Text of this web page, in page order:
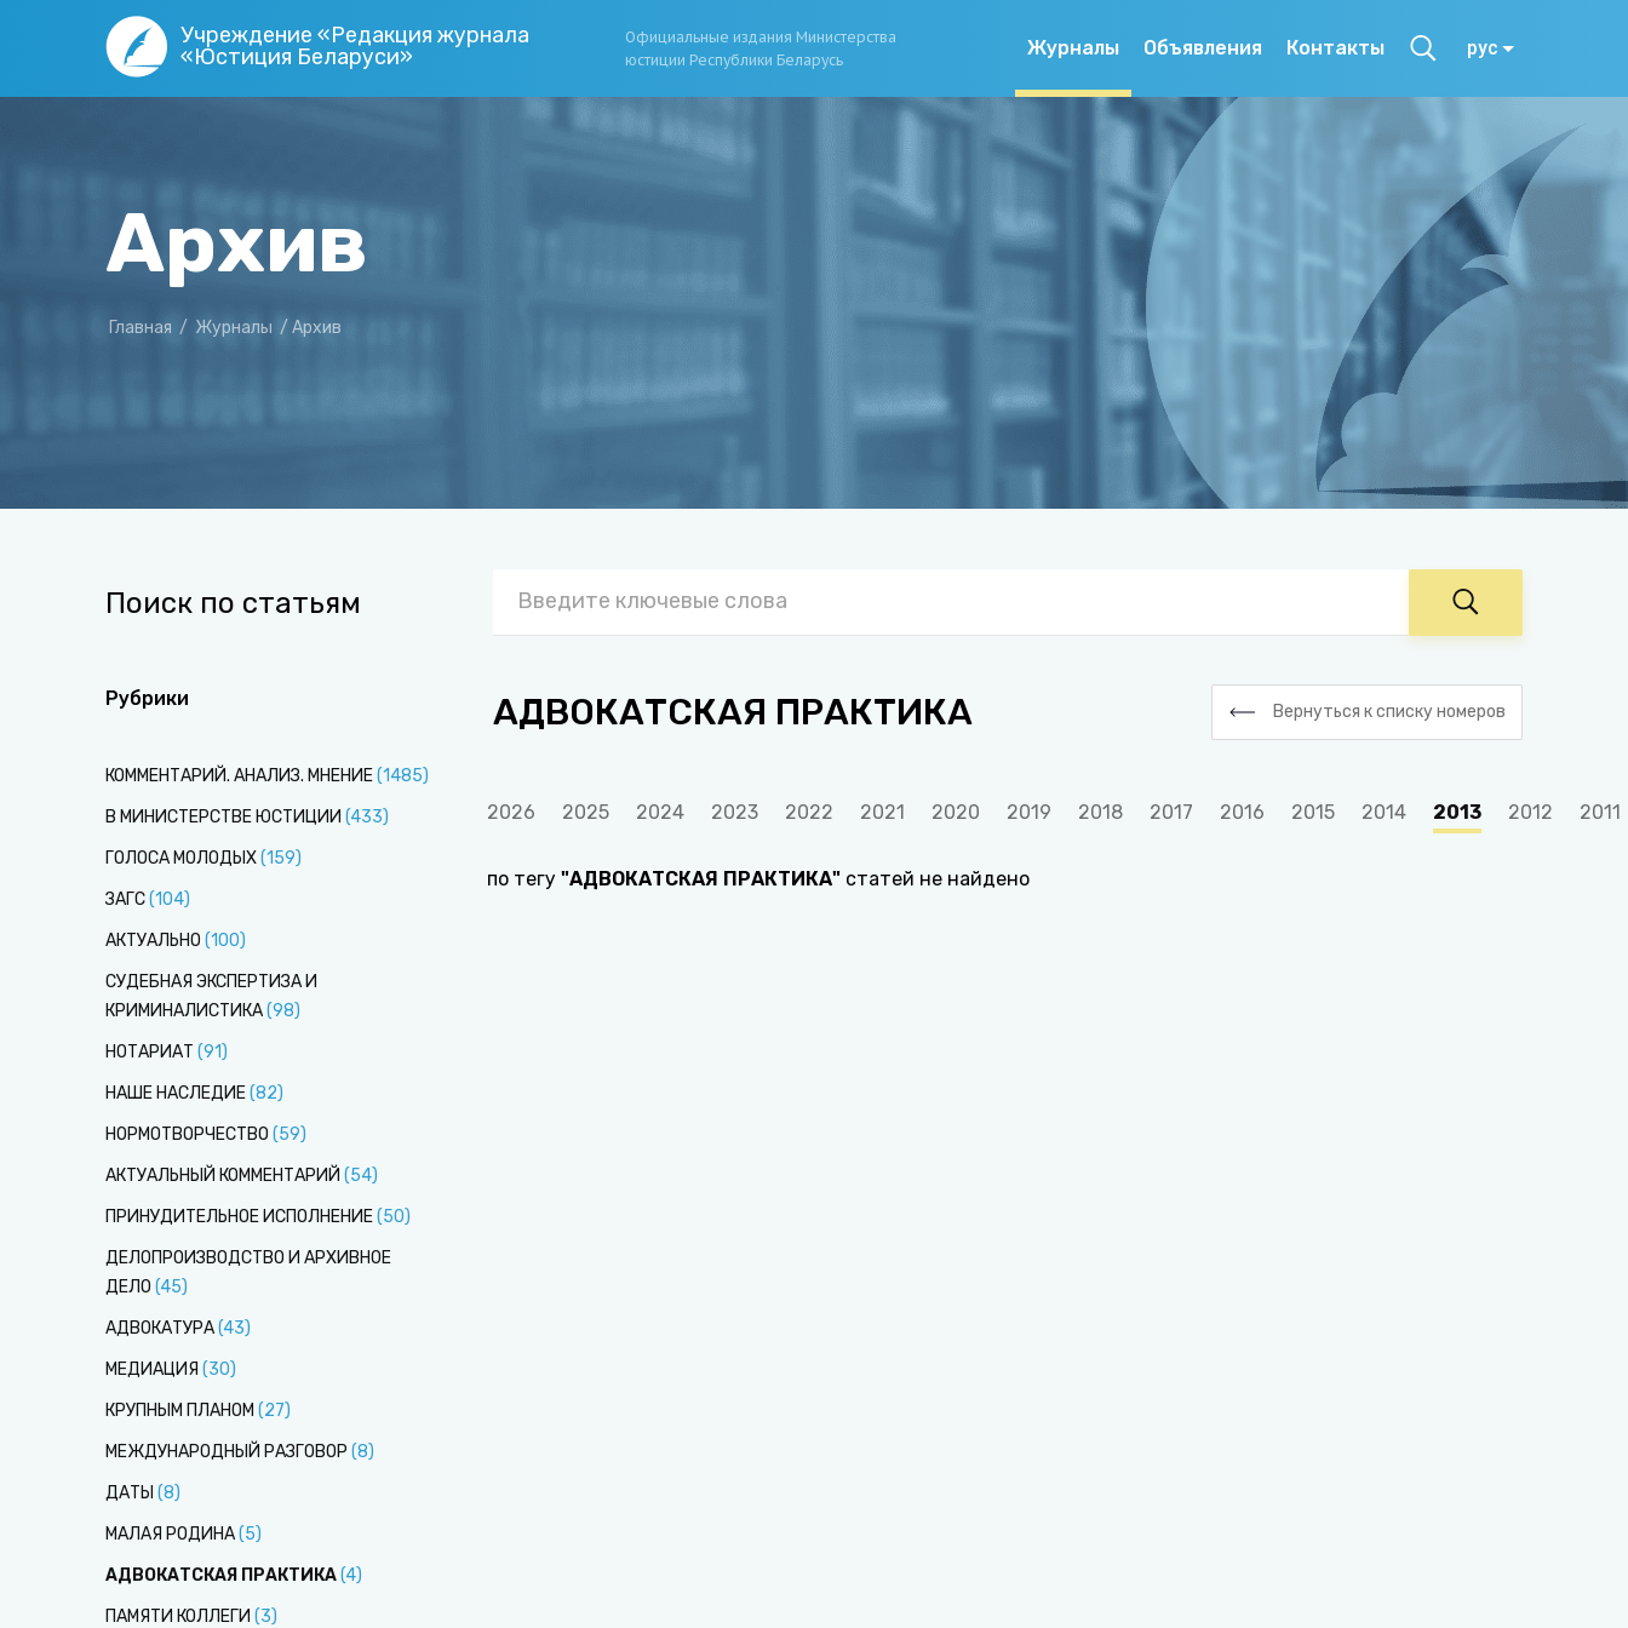
Учреждение «Редакция журнала
«Юстиция Беларуси»
Официальные издания Министерства
юстиции Республики Беларусь
Журналы Объявления Контакты рус
Архив
Главная / Журналы / Архив
Поиск по статьям
Рубрики АДВОКАТСКАЯ ПРАКТИКА Вернуться к списку номеров
КОММЕНТАРИЙ. АНАЛИЗ. МНЕНИЕ(1485)
В МИНИСТЕРСТВЕ ЮСТИЦИИ (433)
ГОЛОСА МОЛОДЫХ(159)
ЗАГС(104)
АКТУАЛЬНО (100)
СУДЕБНАЯ ЭКСПЕРТИЗА И
КРИМИНАЛИСТИКА(98)
НОТАРИАТ (91)
НАШЕ НАСЛЕДИЕ(82)
НОРМОТВОРЧЕСТВО (59)
АКТУАЛЬНЫЙ КОММЕНТАРИЙ (54)
ПРИНУДИТЕЛЬНОЕ ИСПОЛНЕНИЕ(50)
ДЕЛОПРОИЗВОДСТВО И АРХИВНОЕ
ДЕЛО (45)
АДВОКАТУРА(43)
МЕДИАЦИЯ (30)
КРУПНЫМ ПЛАНОМ (27)
МЕЖДУНАРОДНЫЙ РАЗГОВОР (8)
ДАТЫ (8)
МАЛАЯ РОДИНА(5)
АДВОКАТСКАЯ ПРАКТИКА(4)
ПАМЯТИ КОЛЛЕГИ (3)
2026 2025 2024 2023 2022 2021 2020 2019 2018 2017 2016 2015 2014 2013 2012 2011
по тегу "АДВОКАТСКАЯ ПРАКТИКА" статей не найдено